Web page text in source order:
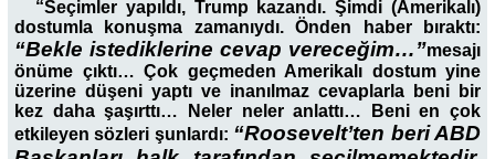
“Seçimler yapıldı, Trump kazandı. Şimdi (Amerikalı)
dostumla konuşma zamanıydı. Önden haber bıraktı:
“Bekle istediklerine cevap vereceğim…”mesajı
önüme çıktı… Çok geçmeden Amerikalı dostum yine
üzerine düşeni yaptı ve inanılmaz cevaplarla beni bir
kez daha şaşırttı… Neler neler anlattı… Beni en çok
etkileyen sözleri şunlardı: “Roosevelt’ten beri ABD